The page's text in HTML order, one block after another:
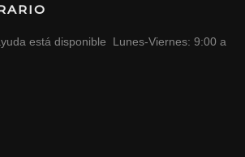
está disponible Lunes-Viernes: 9:00 a